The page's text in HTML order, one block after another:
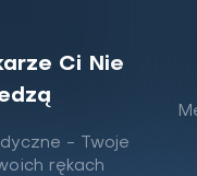
jest w
gruczołowi tar­
Ci Nie
- Twoje
rękach